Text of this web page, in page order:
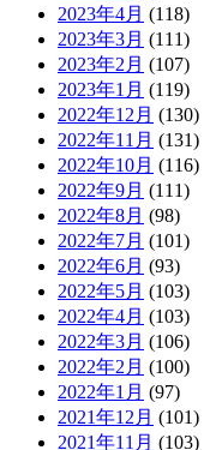
2023年4月 (118)
2023年3月 (111)
2023年2月 (107)
2023年1月 (119)
2022年12月 (130)
2022年11月 (131)
2022年10月 (116)
2022年9月 (111)
2022年8月 (98)
2022年7月 (101)
2022年6月 (93)
2022年5月 (103)
2022年4月 (103)
2022年3月 (106)
2022年2月 (100)
2022年1月 (97)
2021年12月 (101)
2021年11月 (103)